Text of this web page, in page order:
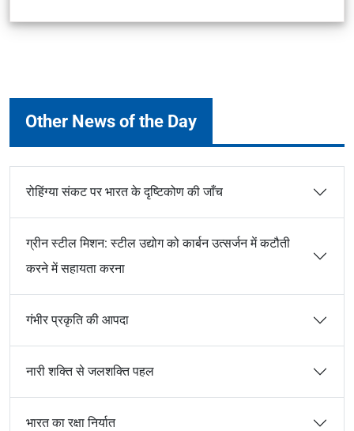
Other News of the Day
रोहिंग्या संकट पर भारत के दृष्टिकोण की जाँच
ग्रीन स्टील मिशन: स्टील उद्योग को कार्बन उत्सर्जन में कटौती
करने में सहायता करना
गंभीर प्रकृति की आपदा
नारी शक्ति से जलशक्ति पहल
भारत का रक्षा निर्यात